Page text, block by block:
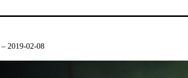
– 2019-02-08